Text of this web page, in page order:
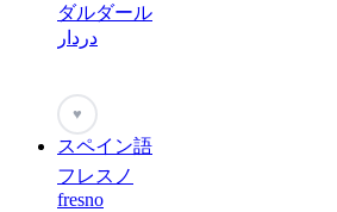
ダルダール
دردار
♥
スペイン語
フレスノ
fresno